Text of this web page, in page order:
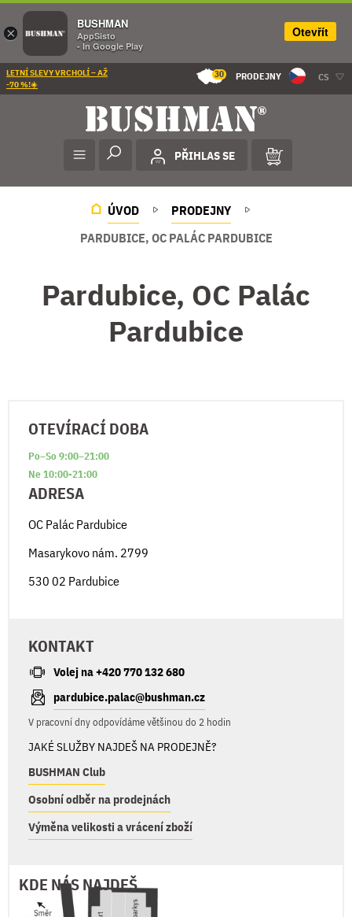
LETNÍ SLEVY VRCHOLÍ – AŽ
-70 %!☀️
30 PRODEJNY CS
PŘIHLAS SE
ÚVOD
PRODEJNY
PARDUBICE, OC PALÁC PARDUBICE
Pardubice, OC Palác
Pardubice
OTEVÍRACÍ DOBA
Po–So 9:00–21:00
Ne 10:00-21:00
ADRESA
OC Palác Pardubice
Masarykovo nám. 2799
530 02 Pardubice
KONTAKT
Volej na +420 770 132 680
pardubice.palac@bushman.cz
V pracovní dny odpovídáme většinou do 2 hodin
JAKÉ SLUŽBY NAJDEŠ NA PRODEJNĚ?
BUSHMAN Club
Osobní odběr na prodejnách
Výměna velikosti a vrácení zboží
KDE NÁS NAJDEŠ
×
BUSHMAN
AppSisto
- In Google Play
Otevřít